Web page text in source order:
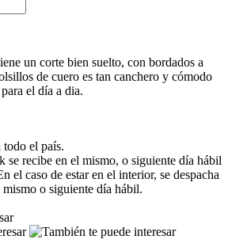
un corte bien suelto, con bordados a
de cuero es tan canchero y cómodo
el día a dia.
todo el país.
se recibe en el mismo, o siguiente día hábil
el caso de estar en el interior, se despacha
o siguiente día hábil.